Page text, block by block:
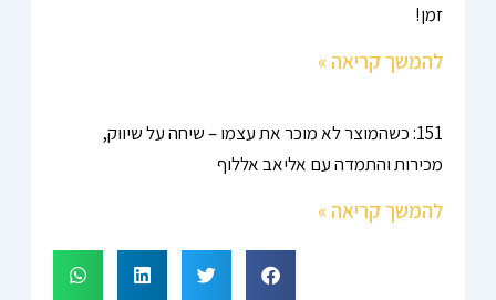
זמן!
להמשך קריאה »
151: כשהמוצר לא מוכר את עצמו – שיחה על שיווק,
מכירות והתמדה עם אליאב אללוף
להמשך קריאה »